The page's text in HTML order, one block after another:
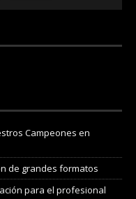
Campeones en
de grandes formatos
para el profesional